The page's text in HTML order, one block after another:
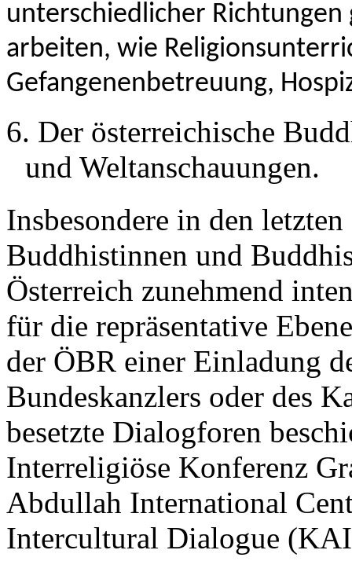
unterschiedlicher
arbeiten, wie
Gefangenenbetreuung,
6. Der österreichische
und Weltanschauungen.
Insbesondere in den
Buddhistinnen und
Österreich zunehmend
für die repräsentative
der ÖBR einer Einladung
Bundeskanzlers oder des
besetzte Dialogforen
Interreligiöse Konferenz
Abdullah International
Intercultural Dialogue